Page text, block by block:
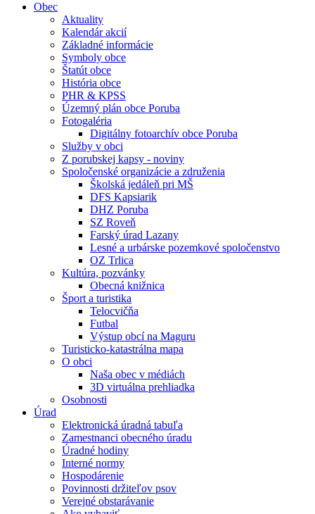
Obec
Aktuality
Kalendár akcií
Základné informácie
Symboly obce
Štatút obce
História obce
PHR & KPSS
Územný plán obce Poruba
Fotogaléria
Digitálny fotoarchív obce Poruba
Služby v obci
Z porubskej kapsy - noviny
Spoločenské organizácie a združenia
Školská jedáleň pri MŠ
DFS Kapsiarik
DHZ Poruba
SZ Roveň
Farský úrad Lazany
Lesné a urbárske pozemkové spoločenstvo
OZ Trlica
Kultúra, pozvánky
Obecná knižnica
Šport a turistika
Telocvičňa
Futbal
Výstup obcí na Maguru
Turisticko-katastrálna mapa
O obci
Naša obec v médiách
3D virtuálna prehliadka
Osobnosti
Úrad
Elektronická úradná tabuľa
Zamestnanci obecného úradu
Úradné hodiny
Interné normy
Hospodárenie
Povinnosti držiteľov psov
Verejné obstarávanie